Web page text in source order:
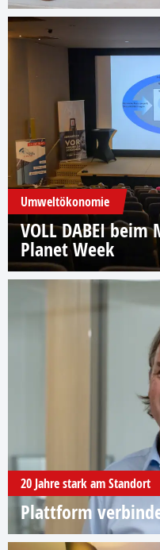
Umweltökonomie
VOLL DABEI
Planet Week
20 Jahre stark am Standort
Plattform